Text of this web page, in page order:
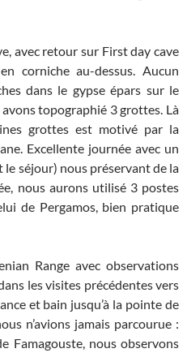
avec retour sur First day cave
corniche au-dessus. Aucun
dans le gypse épars sur le
topographié 3 grottes. Là
grottes est motivé par la
Excellente journée avec un
séjour) nous préservant de la
nous aurons utilisé 3 postes
de Pergamos, bien pratique
Range avec observations
les visites précédentes vers
et bain jusqu’à la pointe de
n’avions jamais parcourue :
Famagouste, nous observons